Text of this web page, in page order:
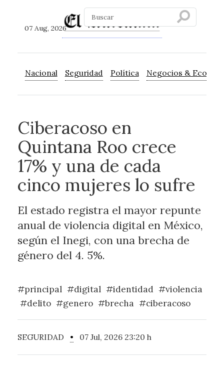
07 Aug, 2026
Nacional Seguridad Política Negocios &
Ciberacoso en
Quintana Roo crece
17% y una de cada
cinco mujeres lo sufre
El estado registra el mayor repunte
anual de violencia digital en México,
según el Inegi, con una brecha de
género del 4. 5%.
#principal #digital #identidad #violencia
#delito #genero #brecha #ciberacoso
SEGURIDAD • 07 Jul, 2026 23:20 h